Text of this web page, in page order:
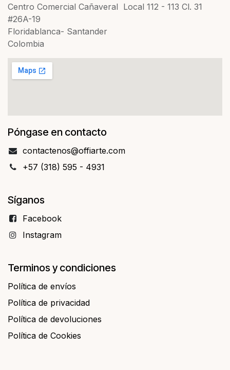
Centro Comercial Cañaveral Local 112 - 113 Cl. 31
#26A-19
Floridablanca- Santander
Colombia
Póngase en contacto
contact​​enos@offiarte.com
+57 (318) 595 - 4931
Síganos
Facebo​​ok
Instagram
Terminos y condiciones
Política de envíos
Política de privacidad
Política de devoluciones
Política de Cookies